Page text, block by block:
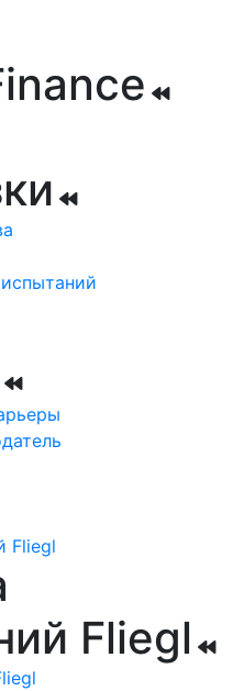
Fliegl
Fliegl